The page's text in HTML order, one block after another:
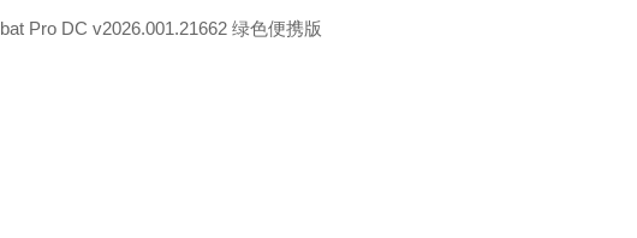
Pro DC v2026.001.21662 绿色便携版